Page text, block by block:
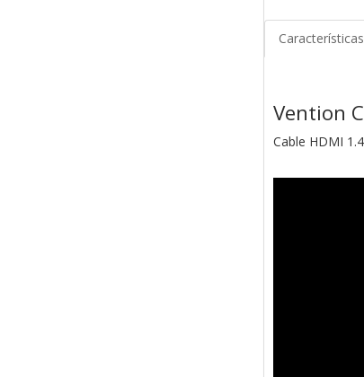
Características
Vention
Cable HDMI